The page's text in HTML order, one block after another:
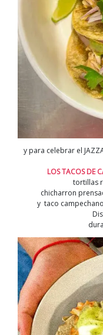
y para celebrar el
LOS TACOS DE
tortillas
chicharron
y taco